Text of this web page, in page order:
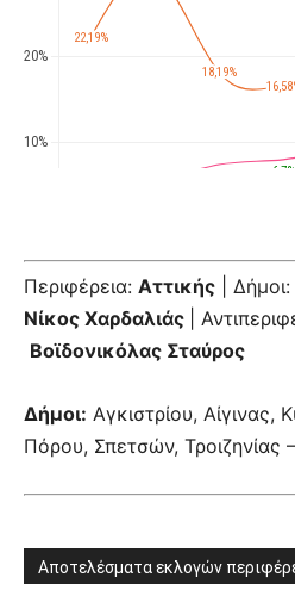
Περιφέρεια: Αττικής |
Νίκος Χαρδαλιάς
|
Βοϊδονικόλας Σταύρος
Δήμοι: Αγκιστρίου, Αίγινας,
Πόρου, Σπετσών,
Αποτελέσματα εκλογών